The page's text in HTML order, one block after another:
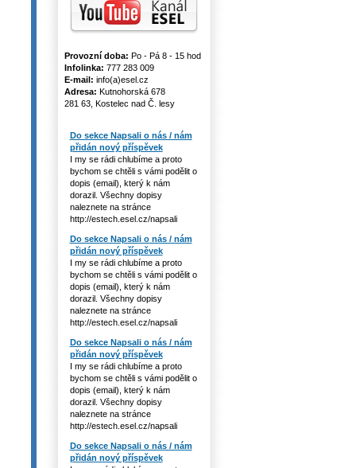
Provozní doba: Po - Pá 8 - 15 hod
Infolinka: 777 283 009
E-mail: info(a)esel.cz
Adresa: Kutnohorská 678
281 63, Kostelec nad Č. lesy
Do sekce Napsali o nás / nám
přidán nový příspěvek
I my se rádi chlubíme a proto
bychom se chtěli s vámi podělit o
dopis (email), který k nám
dorazil. Všechny dopisy
naleznete na stránce
http://estech.esel.cz/napsali
Do sekce Napsali o nás / nám
přidán nový příspěvek
I my se rádi chlubíme a proto
bychom se chtěli s vámi podělit o
dopis (email), který k nám
dorazil. Všechny dopisy
naleznete na stránce
http://estech.esel.cz/napsali
Do sekce Napsali o nás / nám
přidán nový příspěvek
I my se rádi chlubíme a proto
bychom se chtěli s vámi podělit o
dopis (email), který k nám
dorazil. Všechny dopisy
naleznete na stránce
http://estech.esel.cz/napsali
Do sekce Napsali o nás / nám
přidán nový příspěvek